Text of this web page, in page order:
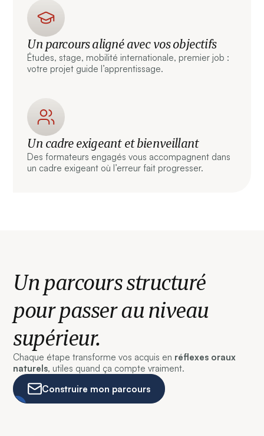
Un parcours aligné avec vos objectifs
Études, stage, mobilité internationale, premier job :
votre projet guide l’apprentissage.
Un cadre exigeant et bienveillant
Des formateurs engagés vous accompagnent dans
un cadre exigeant où l’erreur fait progresser.
Un parcours structuré
pour passer au niveau
supérieur.
Chaque étape transforme vos acquis en réflexes oraux
naturels, utiles quand ça compte vraiment.
Construire mon parcours